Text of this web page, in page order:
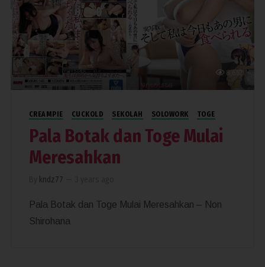
8,652
CREAMPIE CUCKOLD SEKOLAH SOLOWORK TOGE
Pala Botak dan Toge Mulai
Meresahkan
kndz77
Pala Botak dan Toge Mulai Meresahkan – Non
Shirohana